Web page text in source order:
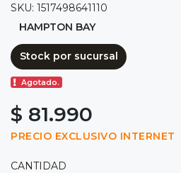
SKU: 1517498641110
HAMPTON BAY
Stock por sucursal
Agotado.
$ 81.990
PRECIO EXCLUSIVO INTERNET
CANTIDAD